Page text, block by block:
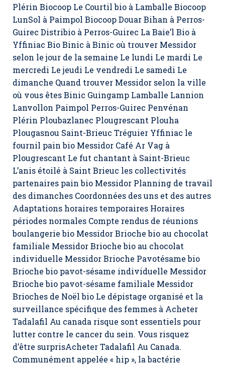
Plérin Biocoop Le Courtil bio à Lamballe Biocoop
LunSol à Paimpol Biocoop Douar Bihan à Perros-
Guirec Distribio à Perros-Guirec La Baie’l Bio à
Yffiniac Bio Binic à Binic où trouver Messidor
selon le jour de la semaine Le lundi Le mardi Le
mercredi Le jeudi Le vendredi Le samedi Le
dimanche Quand trouver Messidor selon la ville
où vous êtes Binic Guingamp Lamballe Lannion
Lanvollon Paimpol Perros-Guirec Penvénan
Plérin Ploubazlanec Plougrescant Plouha
Plougasnou Saint-Brieuc Tréguier Yffiniac le
fournil pain bio Messidor Café Ar Vag à
Plougrescant Le fut chantant à Saint-Brieuc
L’anis étoilé à Saint Brieuc les collectivités
partenaires pain bio Messidor Planning de travail
des dimanches Coordonnées des uns et des autres
Adaptations horaires temporaires Horaires
périodes normales Compte rendus de réunions
boulangerie bio Messidor Brioche bio au chocolat
familiale Messidor Brioche bio au chocolat
individuelle Messidor Brioche Pavotésame bio
Brioche bio pavot-sésame individuelle Messidor
Brioche bio pavot-sésame familiale Messidor
Brioches de Noël bio Le dépistage organisé et la
surveillance spécifique des femmes à Acheter
Tadalafil Au canada risque sont essentiels pour
lutter contre le cancer du sein. Vous risquez
d’être surprisAcheter Tadalafil Au Canada.
Communément appelée « hip », la bactérie